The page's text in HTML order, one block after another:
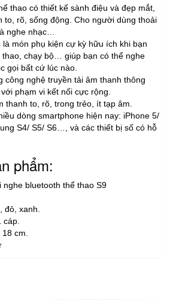
thao có thiết kế sành điệu và đẹp mắt,
to, rõ, sống động. Cho người dùng thoải
nghe nhạc…
là món phụ kiện cự kỳ hữu ích khi bạn
thao, chạy bộ… giúp bạn có thể nghe
gọi bất cứ lúc nào.
công nghệ truyền tải âm thanh thông
phạm vi kết nối cực rộng.
thanh to, rõ, trong trẻo, ít tạp âm.
dòng smartphone hiện nay: iPhone 5/
S4/ S5/ S6…, và các thiết bị số có hỗ
phẩm:
nghe bluetooth thể thao S9
đỏ, xanh.
cm.